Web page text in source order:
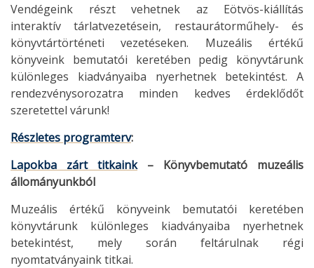
Vendégeink részt vehetnek az Eötvös-kiállítás
interaktív tárlatvezetésein, restaurátorműhely- és
könyvtártörténeti vezetéseken. Muzeális értékű
könyveink bemutatói keretében pedig könyvtárunk
különleges kiadványaiba nyerhetnek betekintést. A
rendezvénysorozatra minden kedves érdeklődőt
szeretettel várunk!
Részletes programterv:
Lapokba zárt titkaink– Könyvbemutató muzeális
állományunkból
Muzeális értékű könyveink bemutatói keretében
könyvtárunk különleges kiadványaiba nyerhetnek
betekintést, mely során feltárulnak régi
nyomtatványaink titkai.